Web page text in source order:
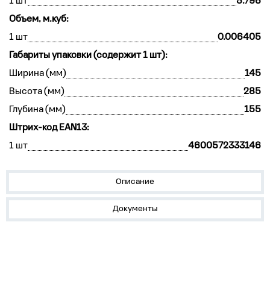
Объем, м.куб:
1 шт
0.006405
Габариты упаковки (содержит 1 шт):
Ширина (мм)
145
Высота (мм)
285
Глубина (мм)
155
Штрих-код EAN13:
1 шт
4600572333146
Описание
Документы